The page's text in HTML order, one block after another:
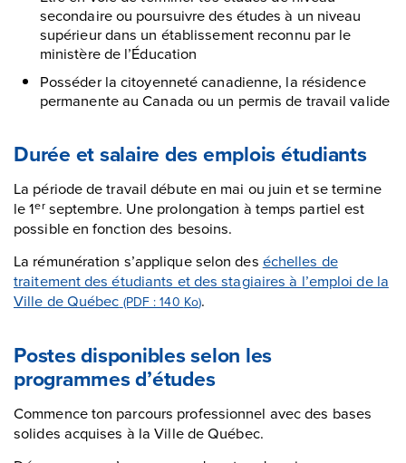
secondaire ou poursuivre des études à un niveau
supérieur dans un établissement reconnu par le
ministère de l’Éducation
Posséder la citoyenneté canadienne, la résidence
permanente au Canada ou un permis de travail valide
Durée et salaire des emplois étudiants
La période de travail débute en mai ou juin et se termine
le 1erseptembre. Une prolongation à temps partiel est
possible en fonction des besoins.
La rémunération s’applique selon des échelles de
traitement des étudiants et des stagiaires à l’emploi de la
Ville de Québec (PDF : 140 Ko).
Postes disponibles selon les
programmes d’études
Commence ton parcours professionnel avec des bases
solides acquises à la Ville de Québec.